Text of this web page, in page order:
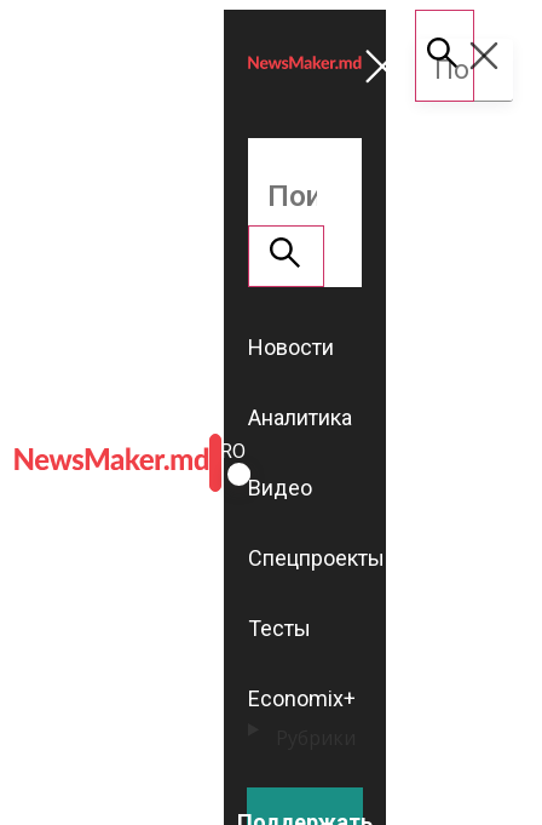
ROMÂNĂ
RU
Новости
Аналитика
Видео
Спецпроекты
Тесты
Economix+